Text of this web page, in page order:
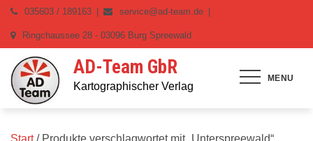
Skip
content
035603 / 189163 service@ad-team.de
Ringchaussee 28 - 03096 Burg Spreewald
MENU
AD-Team GbR
Kartographischer Verlag
Start/ Produkte verschlagwortet mit „Unterspreewald“